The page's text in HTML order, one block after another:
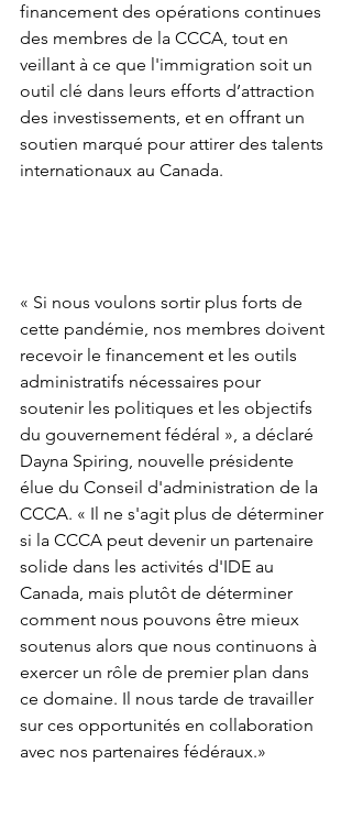
financement des opérations continues
des membres de la CCCA, tout en
veillant à ce que l'immigration soit un
outil clé dans leurs efforts d’attraction
des investissements, et en offrant un
soutien marqué pour attirer des talents
internationaux au Canada.
« Si nous voulons sortir plus forts de
cette pandémie, nos membres doivent
recevoir le financement et les outils
administratifs nécessaires pour
soutenir les politiques et les objectifs
du gouvernement fédéral », a déclaré
Dayna Spiring, nouvelle présidente
élue du Conseil d'administration de la
CCCA. « Il ne s'agit plus de déterminer
si la CCCA peut devenir un partenaire
solide dans les activités d'IDE au
Canada, mais plutôt de déterminer
comment nous pouvons être mieux
soutenus alors que nous continuons à
exercer un rôle de premier plan dans
ce domaine. Il nous tarde de travailler
sur ces opportunités en collaboration
avec nos partenaires fédéraux.»